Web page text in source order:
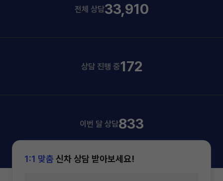
전체 상담33,910
상담 진행 중172
이번 달 상담833
1:1 맞춤 신차 상담 받아보세요!